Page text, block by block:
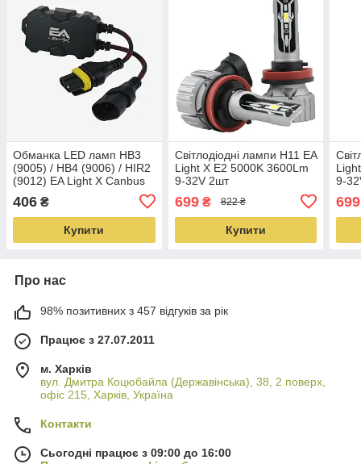
Обманка LED ламп HB3
(9005) / HB4 (9006) / HIR2
(9012) EA Light X Canbus
406 ₴
Купити
Світлодіодні лампи H11 EA
Light X E2 5000K 3600Lm
9-32V 2шт
699₴ 822 ₴
Купити
9-
699
Про нас
98% позитивних з 457 відгуків за рік
Працює з 27.07.2011
м. Харків
вул. Дмитра Коцюбайла (Державінська), 38, 2 поверх,
офіс 215, Харків, Україна
Контакти
Сьогодні працює з 09:00 до 16:00